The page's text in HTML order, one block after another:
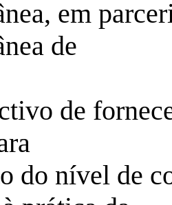
em
de
de
do nível de